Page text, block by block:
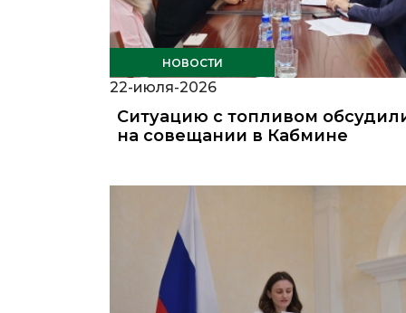
НОВОСТИ
22-июля-2026
Ситуацию с топливом
на совещании в Кабмине